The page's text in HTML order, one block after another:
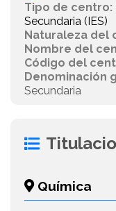
Tipo de centro:
Secundaria (IES)
Naturaleza del
Nombre del
Código del
Denominación
Secundaria
Química